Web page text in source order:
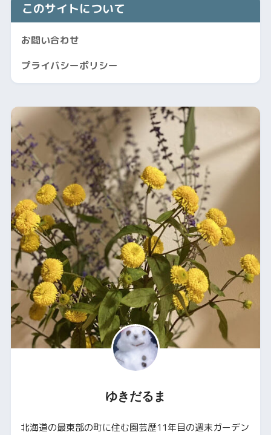
このサイトについて
お問い合わせ
プライバシーポリシー
ゆきだるま
北海道の最東部の町に住む園芸歴11年目の週末ガーデン